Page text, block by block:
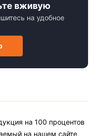
вживую
на удобное
на 100 процентов
на нашем сайте,